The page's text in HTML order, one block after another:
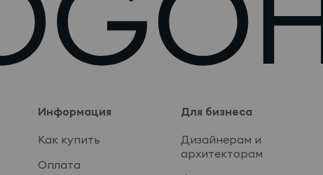
Информация
Как купить
Оплата
Для бизнеса
Дизайнерам и
архитекторам